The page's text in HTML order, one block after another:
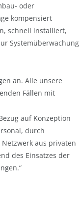
oder
kompensiert
schnell installiert,
Systemüberwachung
an. Alle unsere
Fällen mit
auf Konzeption
durch
aus privaten
des Einsatzes der